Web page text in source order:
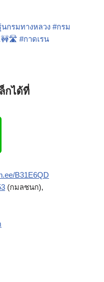
นกรมทางหลวง #กรม
#กาดเรน
กได้ที่
B31E6QD
(กมลชนก),